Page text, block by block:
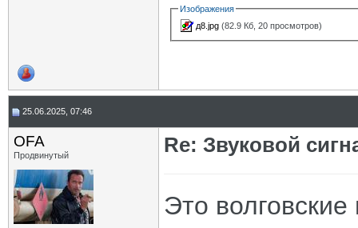
Изображения
д8.jpg (82.9 Кб, 20 просмотров)
25.06.2025, 07:46
OFA
Продвинутый Re: Звуковой
Это